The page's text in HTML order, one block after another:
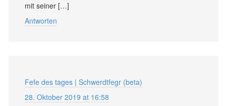
mit seiner […]
Antworten
Fefe des tages | Schwerdtfegr (beta)
28. Oktober 2019 at 16:58